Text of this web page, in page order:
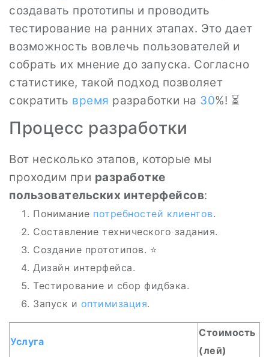
создавать прототипы и проводить
тестирование на ранних этапах. Это дает
возможность вовлечь пользователей и
собрать их мнение до запуска. Согласно
статистике, такой подход позволяет
сократить время разработки на 30%! ⏳
Процесс разработки
Вот несколько этапов, которые мы
проходим при разработке
пользовательских интерфейсов:
Понимание потребностей клиентов.
Составление технического задания.
Создание прототипов. ⭐️
Дизайн интерфейса.
Тестирование и сбор фидбэка.
Запуск и оптимизация.
Услуга
Стоимость
(лей)